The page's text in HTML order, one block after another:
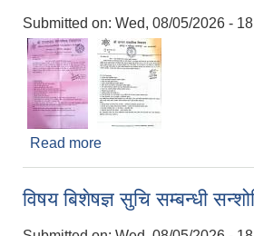
Submitted on: Wed, 08/05/2026 -
Read more
विषय बिशेषज्ञ सुचि सम्बन्धी